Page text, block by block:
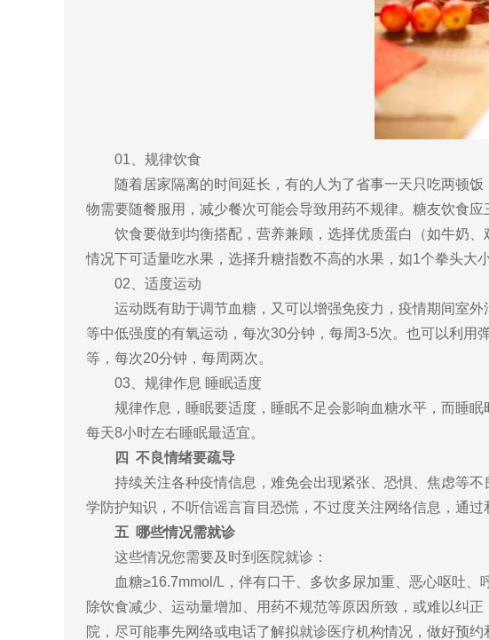
01、规律饮食
随着居家隔离的时间延长，有的人为了省事一天只吃两顿饭
物需要随餐服用，减少餐次可能会导致用药不规律。糖友饮食
饮食要做到均衡搭配，营养兼顾，选择优质蛋白（如牛奶、
情况下可适量吃水果，选择升糖指数不高的水果，如1个拳头大
02、适度运动
运动既有助于调节血糖，又可以增强免疫力，疫情期间室外
等中低强度的有氧运动，每次30分钟，每周3-5次。也可以利
等，每次20分钟，每周两次。
03、规律作息 睡眠适度
规律作息，睡眠要适度，睡眠不足会影响血糖水平，而睡眠
每天8小时左右睡眠最适宜。
四 不良情绪要疏导
持续关注各种疫情信息，难免会出现紧张、恐惧、焦虑等不
学防护知识，不听信谣言盲目恐慌，不过度关注网络信息，通
五 哪些情况需就诊
这些情况您需要及时到医院就诊：
血糖≥16.7mmol/L，伴有口干、多饮多尿加重、恶心呕吐、
除饮食减少、运动量增加、用药不规范等原因所致，或难以纠
院，尽可能事先网络或电话了解拟就诊医疗机构情况，做好预